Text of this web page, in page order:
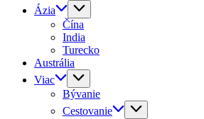
Ázia
Čína
India
Turecko
Austrália
Viac
Bývanie
Cestovanie